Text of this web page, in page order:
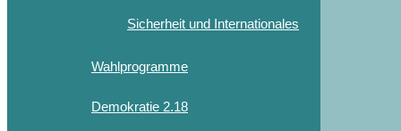
Sicherheit und Internationales
Wahlprogramme
Demokratie 2.18